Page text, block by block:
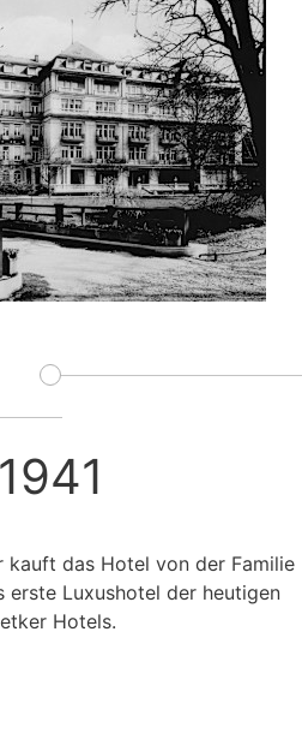
kauft das Hotel von der Familie
erste Luxushotel der heutigen
Hotels.